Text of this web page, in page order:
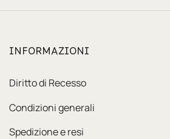
INFORMAZIONI
Diritto di Recesso
Condizioni generali
Spedizione e resi